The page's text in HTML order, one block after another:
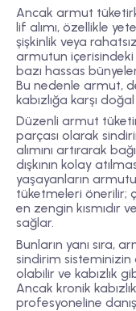
Ancak armut
lif alımı, özellikle
şişkinlik veya
armutun
bazı hassas
Bu nedenle armut,
kabızlığa karşı
Düzenli armut
parçası olarak
alımını artırarak
dışkının kolay
yaşayanların
tüketmeleri önerilir;
en zengin kısmıdır
sağlar.
Bunların yanı sıra,
sindirim sisteminizin
olabilir ve kabızlık
Ancak kronik
profesyoneline